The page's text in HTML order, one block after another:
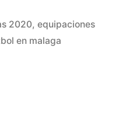
2020, equipaciones
en malaga